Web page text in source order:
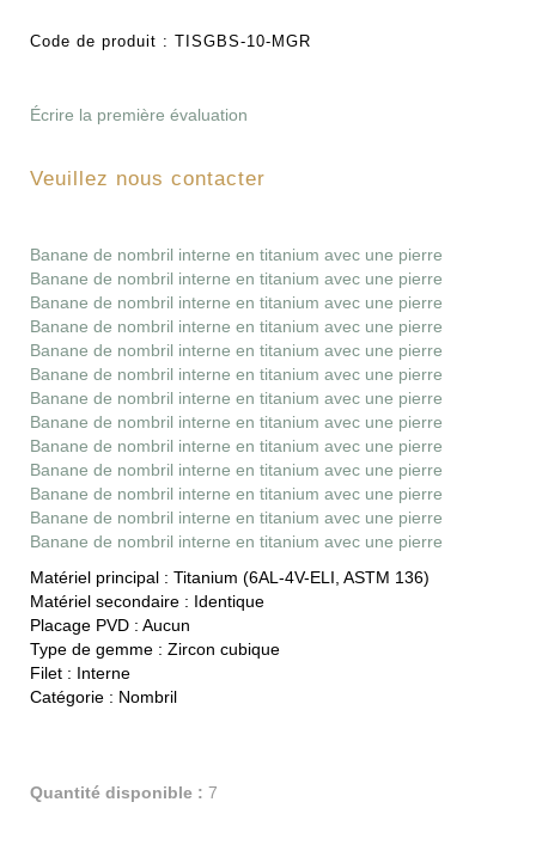
Code de produit : TISGBS-10-MGR
Écrire la première évaluation
Veuillez nous contacter
Banane de nombril interne en titanium avec une pierre
Banane de nombril interne en titanium avec une pierre
Banane de nombril interne en titanium avec une pierre
Banane de nombril interne en titanium avec une pierre
Banane de nombril interne en titanium avec une pierre
Banane de nombril interne en titanium avec une pierre
Banane de nombril interne en titanium avec une pierre
Banane de nombril interne en titanium avec une pierre
Banane de nombril interne en titanium avec une pierre
Banane de nombril interne en titanium avec une pierre
Banane de nombril interne en titanium avec une pierre
Banane de nombril interne en titanium avec une pierre
Banane de nombril interne en titanium avec une pierre
Matériel principal : Titanium (6AL-4V-ELI, ASTM 136)
Matériel secondaire : Identique
Placage PVD : Aucun
Type de gemme : Zircon cubique
Filet : Interne
Catégorie : Nombril
Quantité disponible : 7